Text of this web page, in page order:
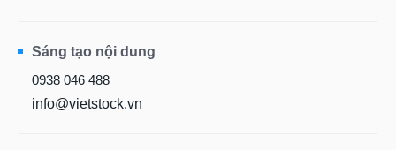
Sáng tạo nội dung
0938 046 488
info@vietstock.vn